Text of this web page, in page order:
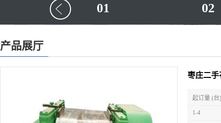
01 02
产品展厅
枣庄二手
起订量 (台)
1-4